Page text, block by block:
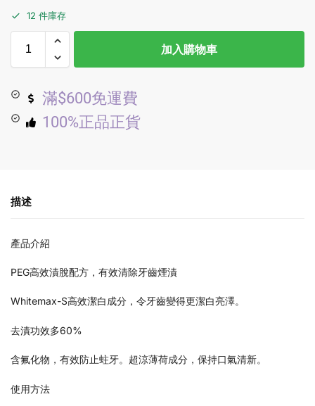
12 件庫存
加入購物車
滿$600免運費
100%正品正貨
描述
產品介紹
PEG高效漬脫配方，有效清除牙齒煙漬
Whitemax-S高效潔白成分，令牙齒變得更潔白亮澤。
去漬功效多60%
含氟化物，有效防止蛀牙。超涼薄荷成分，保持口氣清新。
使用方法